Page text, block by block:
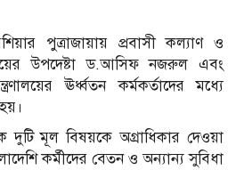
পুত্রাজায়ায় প্রবাসী কল্যাণ ও
উপদেষ্টা ড.আসিফ নজরুল এবং
ঊর্ধ্বতন কর্মকর্তাদের মধ্যে
মূল বিষয়কে অগ্রাধিকার দেওয়া
কর্মীদের বেতন ও অন্যান্য সুবিধা